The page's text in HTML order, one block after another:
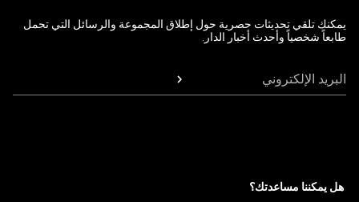
يمكنك تلقي تحديثات حصرية حول إطلاق المجموعة والرسائل التي تحمل
طابعاً شخصياً وأحدث أخبار الدار.
البريد الإلكتروني
هل يمكننا مساعدتك؟